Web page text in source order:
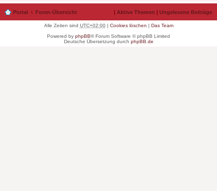
Portal Foren-Übersicht | Aktive Themen | Ungelesene Beiträge
Alle Zeiten sind UTC+02:00| Cookies löschen | Das Team
Powered by phpBB® Forum Software © phpBB Limited
Deutsche Übersetzung durch phpBB.de